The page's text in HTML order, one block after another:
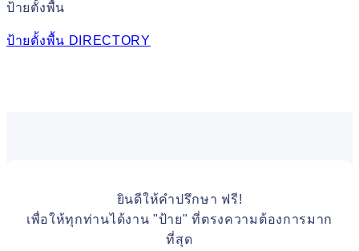
ป้ายตั้งพื้น
ป้ายตั้งพื้น DIRECTORY
ยินดีให้คำปรึกษา ฟรี!
เพื่อให้ทุกท่านได้งาน "ป้าย" ที่ตรงความต้องการมาก
ที่สุด